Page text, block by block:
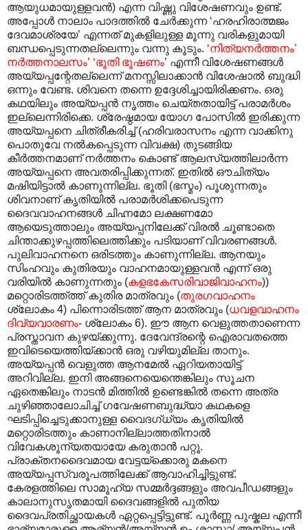
ആയുധമായുള്ളവൻ) എന്ന വിഷ്ണു വിശേഷണവും ഉണ്ട്.
അപ്പോൾ നാലാം പാദത്തിൽ ചേർക്കുന്ന ‘ഹരഹിരാത്മജം
ദേവമാശ്രയേ’ എന്നത് മുകളിലുള്ള മൂന്നു വരികളുമായി
ബന്ധപ്പെടുന്നതല്ലെന്നും വന്നു കൂടും. ‘നിത്യനർത്തനം’
നർത്തനാലസം’ ‘ഭൂതി ഭൂഷണം’ എന്നീ വിശേഷണങ്ങൾ
അയ്യപ്പന്റേതല്ലെന്ന് മനസ്സിലാക്കാൻ വിശേഷാൽ ബുദ്ധി
ഒന്നും വേണ്ട. ശിവനെ തന്നെ ഉദ്ദേശിച്ചായിരിക്കണം. ഒരു
കഥയിലും അയ്യപ്പൻ നൃത്തം ചെയ്തതായിട്ട് പരാമർശം
ഇല്ലെന്നിരിക്കെ. ശ്രേഷ്ഠമായ യോഗ പോസിൽ ഇരിക്കുന്ന
അയ്യപ്പനെ ചിത്രീകരിച്ച് (ഹരിവരാസനം എന്ന വാക്കിനു
പൊതുവേ നൽകപ്പെടുന്ന വിവക്ഷ) തുടങ്ങിയ
കീർത്തനമാണ് നർത്തനം കൊണ്ട് ആലസ്യത്തിലാർന്ന
അയ്യപ്പനെ അവതരിപ്പിക്കുന്നത്. ഇതിൽ ഔചിത്യം
മഷിയിട്ടാൽ കാണുന്നില്ല. ഭൂതി (ഭസ്മം) പൂശുന്നതും
ശിവനാണ് കൃതിയിൽ പരാമർശിക്കപെടുന്ന
ദൈവവാഹനങ്ങൾ ചിഹ്നമോ ലക്ഷണമോ
ആയെടുത്താലും അയ്യപ്പനിലേക്ക് വിരൽ ചൂണ്ടാതെ
ചിന്താക്കുഴപ്പത്തിലെത്തിക്കും പടിയാണ് വിവരണങ്ങൾ.
പുലിവാഹനനെ ഒരിടത്തും കാണുന്നില്ല. ആനയും
സിംഹവും കുതിരയും വാഹനമായുള്ളവൻ എന്ന് ഒരു
വരിയിൽ കാണുന്നതും (കളഭകേസരിവാജിവാഹനം))
മറ്റൊരിടത്ത്ത്ത് കുതിര മാത്രവും (തുരഗവാഹനം
ശ്ലോകം 4) പിന്നൊരിടത്ത് ആന മാത്രവും (ധവളവാഹനം
ദിവ്യവാരണം- ശ്ലോകം 6). ഈ ആന വെളുത്തതാണെന്ന
പ്രസ്താവന കുഴയ്ക്കുന്നു. ദേവേന്ദ്രന്റെ ഐരാവതത്തെ
ഇവിടെയെത്തിയ്ക്കാൻ ഒരു വഴിയുമില്ല താനും.
അയ്യപ്പൻ വെളുത്ത ആനമേൽ ഏറിയതായിട്ട്
അറിവില്ല. ഇനി അങ്ങനെയെന്തെങ്കിലും സൂചന
ഏതെങ്കിലും നാടൻ മിത്തിൽ ഉണ്ടെങ്കിൽ തന്നെ അത്ര
ചുഴിഞ്ഞാലോചിച്ച് ഗവേഷണബുദ്ധ്യാ കഥകളെ
ഘടിപ്പിച്ചെടുക്കാനുള്ള വൈദഗ്ധ്യം കൃതിയിൽ
മറ്റൊരിടത്തും കാണാനില്ലാത്തതിനാൽ
വിവേകശൂന്യതയായേ കരുതാൻ പറ്റൂ.
പ്രാക്തനദൈവമായ വേട്ടയ്ക്കൊരു മകനെ
അയ്യപ്പസ്വരൂപത്തിലേക്ക് ആവാഹിച്ചിട്ടുണ്ട്.
കേരളത്തിലെ സാമൂഹ്യ സമ്മർദ്ദങ്ങളും അവപീഡങ്ങളും
കാലാനുസൃതമായി ദൈവങ്ങളിൽ പുതിയ
ദൈവപ്രതിച്ഛായകൾ ഏറ്റപ്പെട്ടിട്ടുണ്ട്. പൂർണ്ണ പുഷ്കല എന്നീ